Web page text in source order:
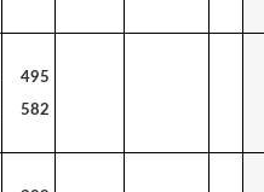
495
582